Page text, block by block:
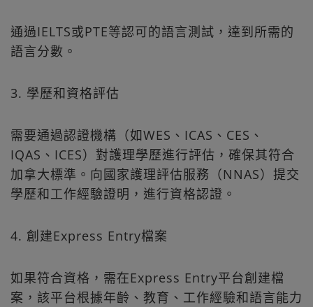
通過IELTS或PTE等認可的語言測試，達到所需的
語言分數。
3. 學歷和資格評估
需要通過認證機構（如WES、ICAS、CES、
IQAS、ICES）對護理學歷進行評估，確保其符合
加拿大標準。向國家護理評估服務（NNAS）提交
學歷和工作經驗證明，進行資格認證。
4. 創建Express Entry檔案
如果符合資格，需在Express Entry平台創建檔
案，該平台根據年齡、教育、工作經驗和語言能力